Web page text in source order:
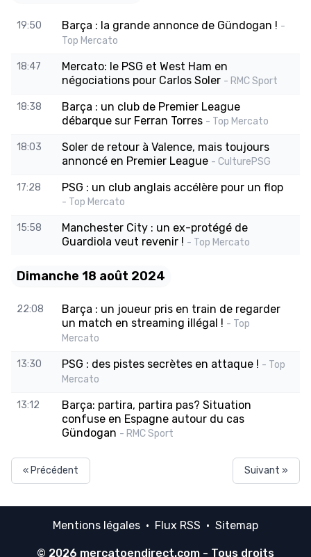
19:50 Barça : la grande annonce de Gündogan ! -
Top Mercato
18:47
Mercato: le PSG et West Ham en
négociations pour Carlos Soler - RMC Sport
18:38
Barça : un club de Premier League
débarque sur Ferran Torres - Top Mercato
18:03
Soler de retour à Valence, mais toujours
annoncé en Premier League - CulturePSG
17:28 PSG : un club anglais accélère pour un flop
- Top Mercato
15:58
Manchester City : un ex-protégé de
Guardiola veut revenir ! - Top Mercato
Dimanche 18 août 2024
22:08
Barça : un joueur pris en train de regarder
un match en streaming illégal ! - Top
Mercato
13:30 PSG : des pistes secrètes en attaque ! - Top
Mercato
13:12
Barça: partira, partira pas? Situation
confuse en Espagne autour du cas
Gündogan - RMC Sport
« Précédent Suivant »
Mentions légales · Flux RSS · Sitemap
© 2026 mercatoendirect.com - Tous droits